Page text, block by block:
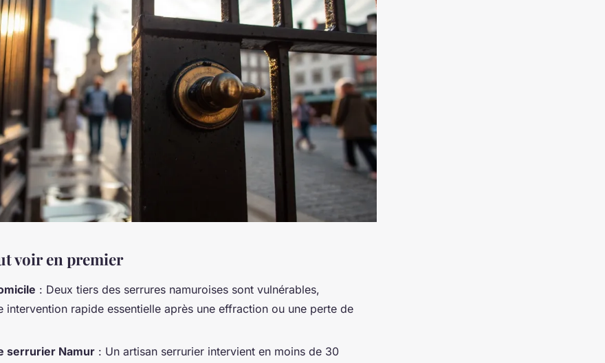
voir en premier
: Deux tiers des serrures namuroises sont vulnérables,
intervention rapide essentielle après une effraction ou une perte de
serrurier Namur : Un artisan serrurier intervient en moins de 30